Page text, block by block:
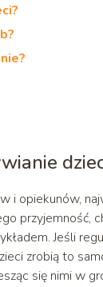
i opiekunów,
przyjemność,
Jeśli
zrobią to
się nimi w